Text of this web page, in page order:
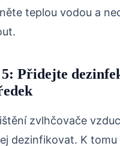
teplou vodou a
Přidejte
zvlhčovače
dezinfikovat. K tomu